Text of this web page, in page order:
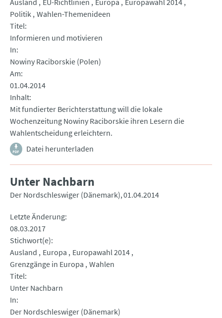
Ausland EU-Richtlinien Europa
Europawahl 2014
Politik Wahlen-Themenideen
Titel
Informieren und motivieren
In
Nowiny Raciborskie (Polen)
Am
01.04.2014
Inhalt
Mit fundierter Berichterstattung will die lokale
Wochenzeitung Nowiny Raciborskie ihren Lesern die
Wahlentscheidung erleichtern.
Datei herunterladen
Unter Nachbarn
Der Nordschleswiger (Dänemark) 01.04.2014
Letzte Änderung
08.03.2017
Stichwort(e)
Ausland
Europa
Europawahl 2014
Grenzgänge in Europa Wahlen
Titel
Unter Nachbarn
In
Der Nordschleswiger (Dänemark)